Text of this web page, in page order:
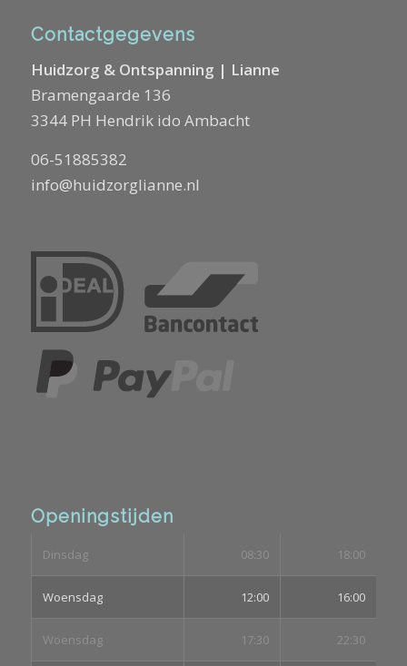
Contactgegevens
Huidzorg & Ontspanning | Lianne
Bramengaarde 136
3344 PH Hendrik ido Ambacht
06-51885382
info@huidzorglianne.nl
Openingstijden
Dinsdag 08:30 18:00
Woensdag 12:00 16:00
Woensdag 17:30 22:30